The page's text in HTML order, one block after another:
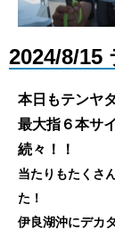
2024/8/15
本日もテンヤ
最大指６本サ
続々！！
当たりもたくさ
た！
伊良湖沖にデカ